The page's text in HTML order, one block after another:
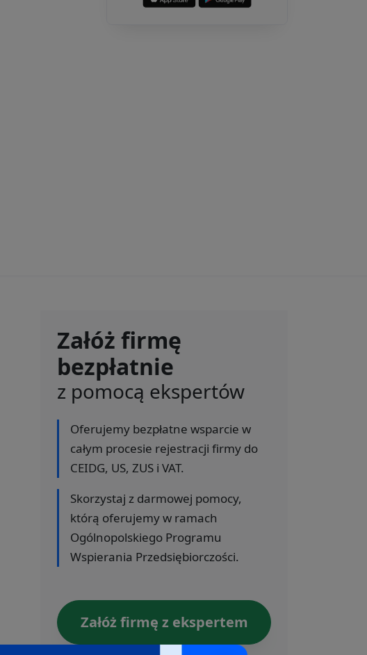
Załóż firmę
bezpłatnie
z pomocą ekspertów
Oferujemy bezpłatne wsparcie w
całym procesie rejestracji firmy do
CEIDG, US, ZUS i VAT.
Skorzystaj z darmowej pomocy,
którą oferujemy w ramach
Ogólnopolskiego Programu
Wspierania Przedsiębiorczości.
Załóż firmę z ekspertem